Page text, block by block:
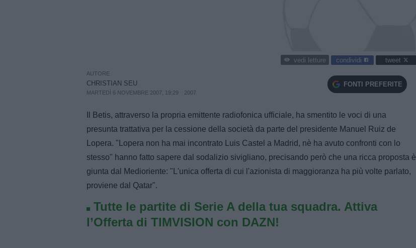
vedi letture condividi tweet
AUTORE
CHRISTIAN SEU
MARTEDÌ 6 NOVEMBRE 2007, 19:29 2007
FONTI PREFERITE
Il Betis, attraverso la propria emittente radiofonica ufficiale, ha smentito le voci di una
presunta trattativa per la cessione della società da parte del presidente Manuel Ruiz de
Lopera. "Lopera non ha mai incontrato Luis Castel a Madrid, nè ha avuto confronti con lo
stesso" hanno fatto sapere dal sodalizio sivigliano, precisando però che una ricca proposta è
giunta dal Medioriente: "L'unica offerta di cui l'azionista di maggioranza ha più volte parlato,
proviene dal Qatar".
Tutte le partite di Serie A della tua squadra. Attiva
l’Offerta di TIMVISION con DAZN!